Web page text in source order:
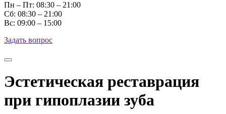
Пн – Пт: 08:30 – 21:00
Cб: 08:30 – 21:00
Вс: 09:00 – 15:00
Задать вопрос
Эстетическая реставрация
при гипоплазии зуба